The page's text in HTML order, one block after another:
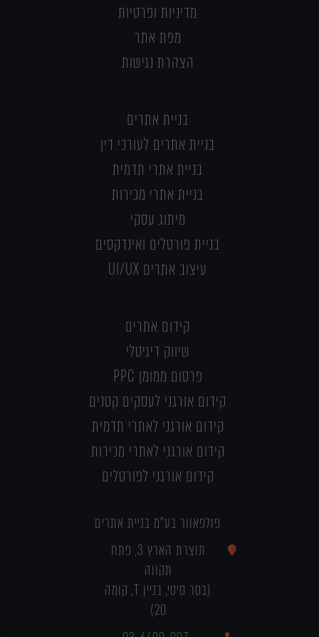
מדיניות ופרטיות
מפת אתר
הצהרת נגישות
בניית אתרים
בניית אתרים לעורכי דין
בניית אתרי תדמית
בניית אתרי מכירות
מיתוג עסקי
בניית פורטלים ואינדקסים
עיצוב אתרים UI/UX
קידום אתרים
שיווק דיגיטלי
פרסום ממומן PPC
קידום אורגני לעסקים קטנים
קידום אורגני לאתרי תדמית
קידום אורגני לאתרי מכירות
קידום אורגני לפורטלים
פולפאוור בע"מ בניית אתרים
תוצרת הארץ 3, פתח
תקווה
(בסר סיטי, בניין T, קומה
20)